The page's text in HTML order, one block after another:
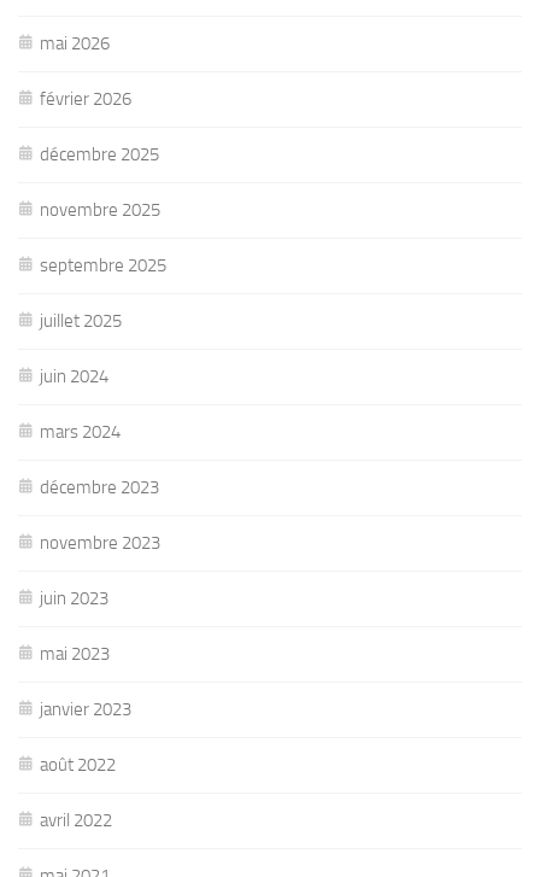
mai 2026
février 2026
décembre 2025
novembre 2025
septembre 2025
juillet 2025
juin 2024
mars 2024
décembre 2023
novembre 2023
juin 2023
mai 2023
janvier 2023
août 2022
avril 2022